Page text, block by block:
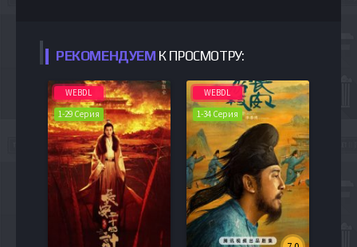
РЕКОМЕНДУЕМ К ПРОСМОТРУ:
WEBDL
1-29 Серия
WEBDL
1-34 Серия